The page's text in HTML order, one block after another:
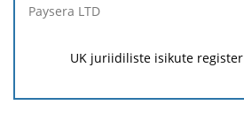
UK juriidiliste isikute register